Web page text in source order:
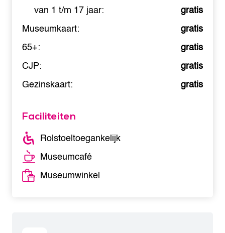
van 1 t/m 17 jaar:
gratis
Museumkaart:
gratis
65+:
gratis
CJP:
gratis
Gezinskaart:
gratis
Faciliteiten
Rolstoeltoegankelijk
Museumcafé
Museumwinkel